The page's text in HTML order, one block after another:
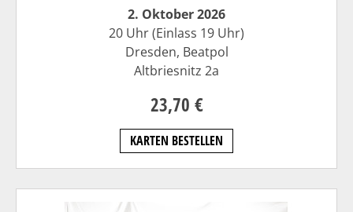
2. Oktober 2026
20 Uhr (Einlass 19 Uhr)
Dresden, Beatpol
Altbriesnitz 2a
23,70 €
KARTEN BESTELLEN